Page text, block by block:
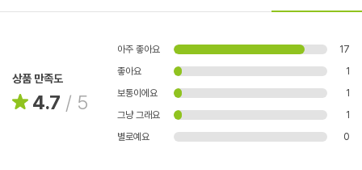
상품 만족도
4.7 / 5
아주 좋아요
17
좋아요
1
보통이에요
1
그냥 그래요
1
별로예요
0